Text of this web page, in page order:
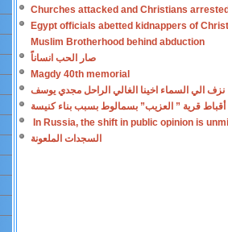
Churches attacked and Christians
Egypt officials abetted kidnappers of
Muslim Brotherhood behind abduction
صار الحب انساناً
Magdy 40th memorial
نزف الي السماء اخينا الغالي الراحل مجدي يوسف
أقباط قرية ” العزيب” بسمالوط بسبب بناء كنيسة
In Russia, the shift in public opinion is
السجدات الملعونة